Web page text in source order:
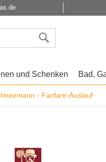
und Schenken Bad,
- Fanfare-Auslauf